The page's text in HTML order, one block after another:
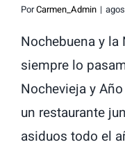
PorCarmen_Admin |
Nochebuena y
siempre lo
Nochevieja y
un restaurante
asiduos todo el